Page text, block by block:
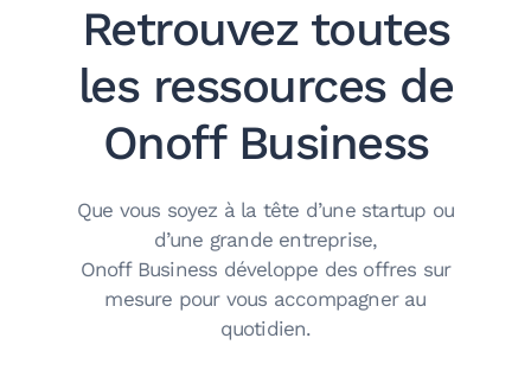
Qui sommes nous ?
Retrouvez toutes
les ressources de
Onoff Business
Que vous soyez à la tête d’une startup ou
d’une grande entreprise,
Onoff Business développe des offres sur
mesure pour vous accompagner au
quotidien.